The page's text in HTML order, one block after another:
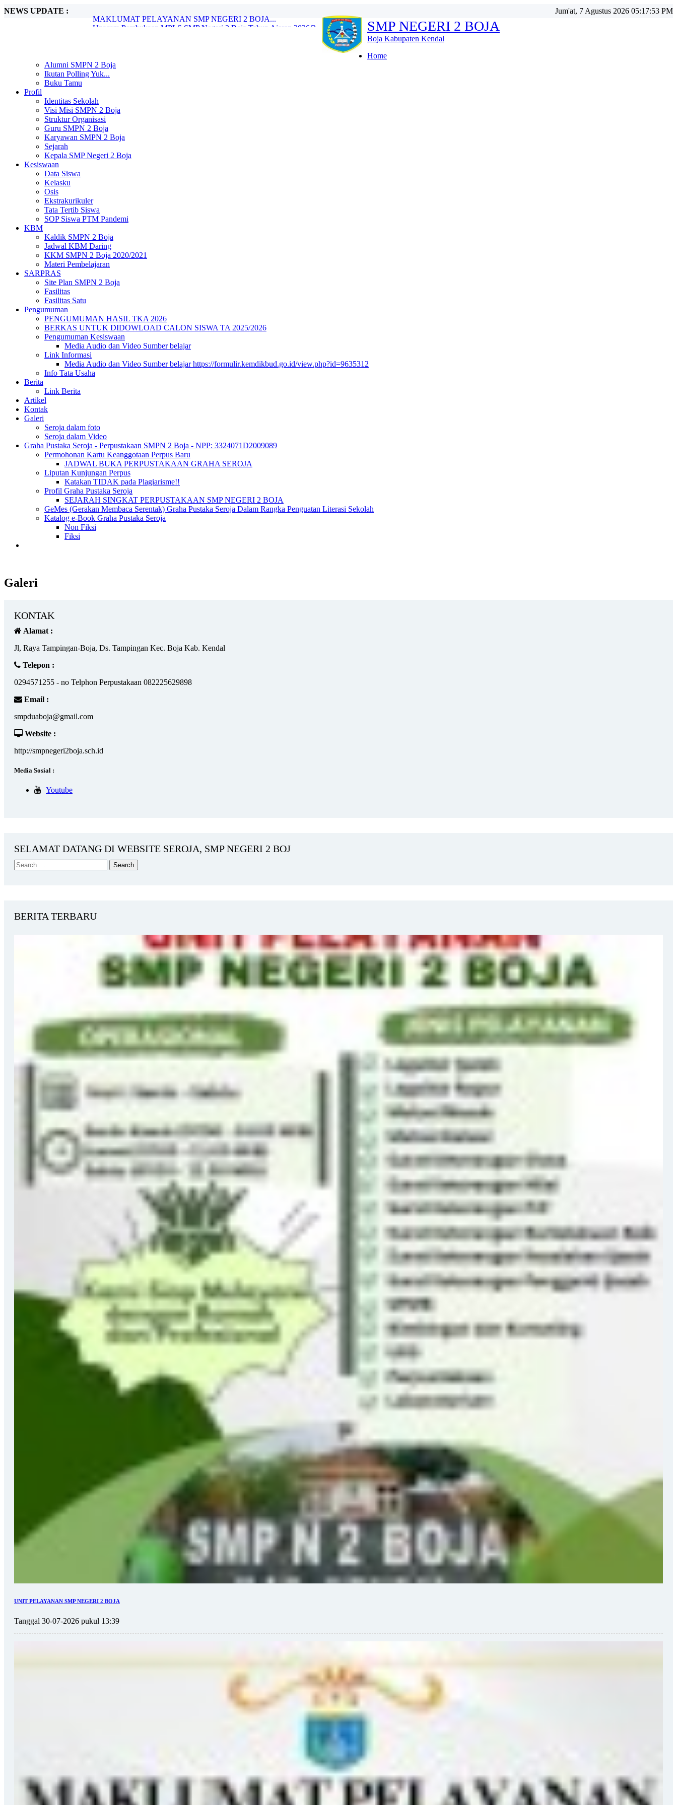
NEWS UPDATE :
Upacara Pembukaan MPLS SMP Negeri 2 Boja Tahun Ajaran 2026/2...
SMP Negeri 2 Boja Melaksanakan In House Training (IHT) Revie...
SMP Negeri 2 Boja Resmi Umumkan Hasil Tes Kompetensi Akademi...
Pengimbasan Adiwiyata SMP Negeri 2 Boja Wujud Upaya Menuju A...
MAKLUMAT PELAYANAN SMP NEGERI 2 BOJA...
Jum'at, 7 Agustus 2026 05:17:55 PM
SMP NEGERI 2 BOJA
Boja Kabupaten Kendal
Home
Alumni SMPN 2 Boja
Ikutan Polling Yuk...
Buku Tamu
Profil
Identitas Sekolah
Visi Misi SMPN 2 Boja
Struktur Organisasi
Guru SMPN 2 Boja
Karyawan SMPN 2 Boja
Sejarah
Kepala SMP Negeri 2 Boja
Kesiswaan
Data Siswa
Kelasku
Osis
Ekstrakurikuler
Tata Tertib Siswa
SOP Siswa PTM Pandemi
KBM
Kaldik SMPN 2 Boja
Jadwal KBM Daring
KKM SMPN 2 Boja 2020/2021
Materi Pembelajaran
SARPRAS
Site Plan SMPN 2 Boja
Fasilitas
Fasilitas Satu
Pengumuman
PENGUMUMAN HASIL TKA 2026
BERKAS UNTUK DIDOWLOAD CALON SISWA TA 2025/2026
Pengumuman Kesiswaan
Media Audio dan Video Sumber belajar
Link Informasi
Media Audio dan Video Sumber belajar https://formulir.kemdikbud.go.id/view.php?id=9635312
Info Tata Usaha
Berita
Link Berita
Artikel
Kontak
Galeri
Seroja dalam foto
Seroja dalam Video
Graha Pustaka Seroja - Perpustakaan SMPN 2 Boja - NPP: 3324071D2009089
Permohonan Kartu Keanggotaan Perpus Baru
JADWAL BUKA PERPUSTAKAAN GRAHA SEROJA
Liputan Kunjungan Perpus
Katakan TIDAK pada Plagiarisme!!
Profil Graha Pustaka Seroja
SEJARAH SINGKAT PERPUSTAKAAN SMP NEGERI 2 BOJA
GeMes (Gerakan Membaca Serentak) Graha Pustaka Seroja Dalam Rangka Penguatan Literasi Sekolah
Katalog e-Book Graha Pustaka Seroja
Non Fiksi
Fiksi
Galeri
KONTAK
Alamat :
Jl, Raya Tampingan-Boja, Ds. Tampingan Kec. Boja Kab. Kendal
Telepon :
0294571255 - no Telphon Perpustakaan 082225629898
Email :
smpduaboja@gmail.com
Website :
http://smpnegeri2boja.sch.id
Media Sosial :
Youtube
SELAMAT DATANG DI WEBSITE SEROJA, SMP NEGERI 2 BOJ
BERITA TERBARU
UNIT PELAYANAN SMP NEGERI 2 BOJA
Tanggal 30-07-2026 pukul 13:39